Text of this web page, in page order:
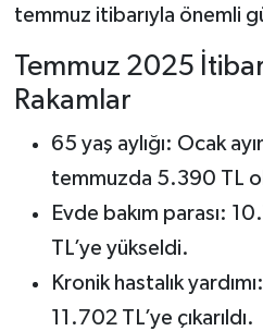
temmuz itibarıyla önemli
Temmuz 2025
Rakamlar
65 yaş aylığı: Ocak
temmuzda 5.390 TL
Evde bakım parası:
TL’ye yükseldi.
Kronik hastalık
11.702 TL’ye çıkarıldı.